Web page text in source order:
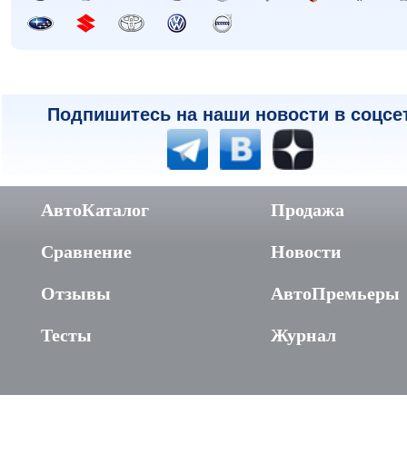
Подпишитесь на наши новости в
АвтоКаталог
Сравнение
Отзывы
Тесты
Продажа
Новости
АвтоПремьеры
Журнал